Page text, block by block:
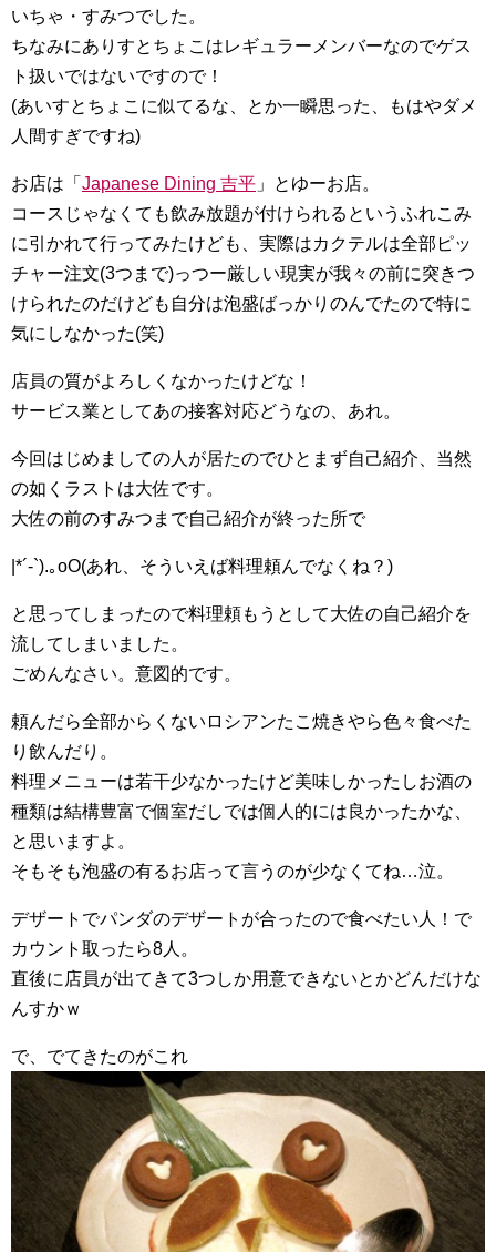
いちゃ・すみつでした。
ちなみにありすとちょこはレギュラーメンバーなのでゲス
ト扱いではないですので！
(あいすとちょこに似てるな、とか一瞬思った、もはやダメ
人間すぎですね)
お店は「 Japanese Dining 吉平 」とゆーお店。
コースじゃなくても飲み放題が付けられるというふれこみ
に引かれて行ってみたけども、実際はカクテルは全部ピッ
チャー注文(3つまで)っつー厳しい現実が我々の前に突きつ
けられたのだけども自分は泡盛ばっかりのんでたので特に
気にしなかった(笑)
店員の質がよろしくなかったけどな！
サービス業としてあの接客対応どうなの、あれ。
今回はじめましての人が居たのでひとまず自己紹介、当然
の如くラストは大佐です。
大佐の前のすみつまで自己紹介が終った所で
|*´-`).｡oO(あれ、そういえば料理頼んでなくね？)
と思ってしまったので料理頼もうとして大佐の自己紹介を
流してしまいました。
ごめんなさい。意図的です。
頼んだら全部からくないロシアンたこ焼きやら色々食べた
り飲んだり。
料理メニューは若干少なかったけど美味しかったしお酒の
種類は結構豊富で個室だしでは個人的には良かったかな、
と思いますよ。
そもそも泡盛の有るお店って言うのが少なくてね…泣。
デザートでパンダのデザートが合ったので食べたい人！で
カウント取ったら8人。
直後に店員が出てきて3つしか用意できないとかどんだけな
んすかｗ
で、でてきたのがこれ